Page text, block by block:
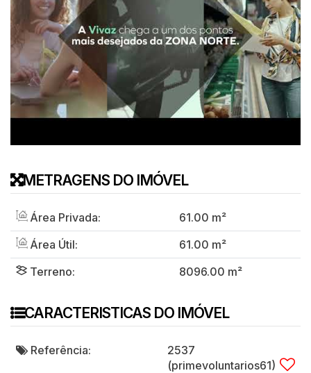
METRAGENS DO IMÓVEL
Área Privada: 61.00 m²
Área Útil:
61.00 m²
Terreno:
8096.00 m²
CARACTERISTICAS DO IMÓVEL
Referência:
2537
(primevoluntarios61)